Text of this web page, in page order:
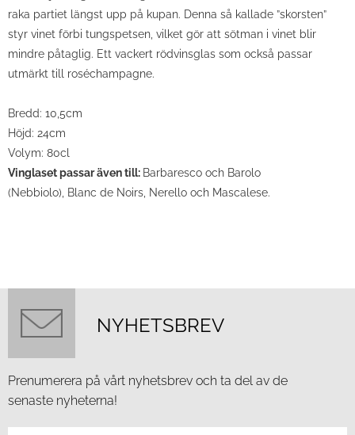
raka partiet längst upp på kupan. Denna så kallade ”skorsten”
styr vinet förbi tungspetsen, vilket gör att sötman i vinet blir
mindre påtaglig. Ett vackert rödvinsglas som också passar
utmärkt till roséchampagne.
Bredd: 10,5cm
Höjd: 24cm
Volym: 80cl
Vinglaset passar även till: Barbaresco och Barolo
(Nebbiolo), Blanc de Noirs, Nerello och Mascalese.
NYHETSBREV
Prenumerera på vårt nyhetsbrev och ta del av de
senaste nyheterna!